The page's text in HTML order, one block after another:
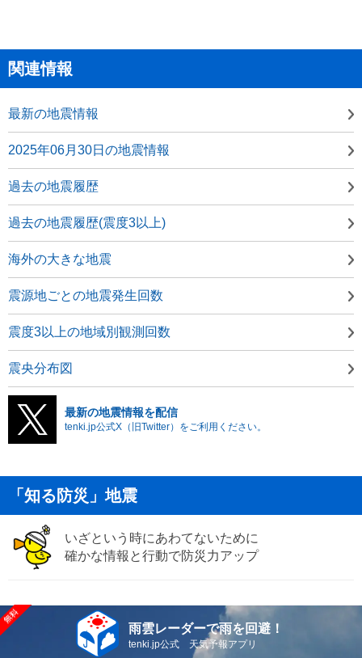
関連情報
最新の地震情報
2025年06月30日の地震情報
過去の地震履歴
過去の地震履歴(震度3以上)
海外の大きな地震
震源地ごとの地震発生回数
震度3以上の地域別観測回数
震央分布図
最新の地震情報を配信
tenki.jp公式X（旧Twitter）をご利用ください。
「知る防災」地震
いざという時にあわてないために
確かな情報と行動で防災力アップ
雨雲レーダーで雨を回避！
tenki.jp公式 天気予報アプリ